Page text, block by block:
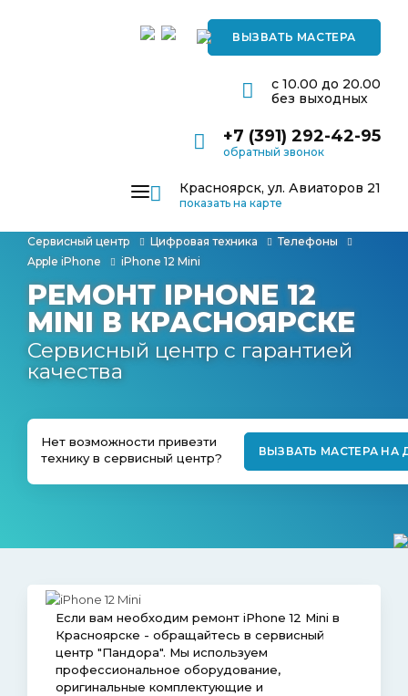
ВЫЗВАТЬ МАСТЕРА
с 10.00 до 20.00
без выходных
+7 (391) 292-42-95
обратный звонок
Красноярск, ул. Авиаторов 21
показать на карте
РЕМОНТ ЦИФРОВОЙ ТЕХНИКИ
РЕМОНТ БЫТОВОЙ ТЕХНИКИ
КОРПОРАТИВНЫМ КЛИЕНТАМ
О КОМПАНИИ
ВАКАНСИИ
КОНТАКТЫ
Сервисный центр Цифровая техника
Телефоны
Apple iPhone
iPhone 12 Mini
РЕМОНТ IPHONE 12
MINI В КРАСНОЯРСКЕ
Сервисный центр с гарантией
качества
Нет возможности привезти
технику в сервисный центр?
ВЫЗВАТЬ МАСТЕРА НА
Если вам необходим ремонт iPhone 12 Mini в
Красноярске - обращайтесь в сервисный
центр "Пандора". Мы используем
профессиональное оборудование,
оригинальные комплектующие и